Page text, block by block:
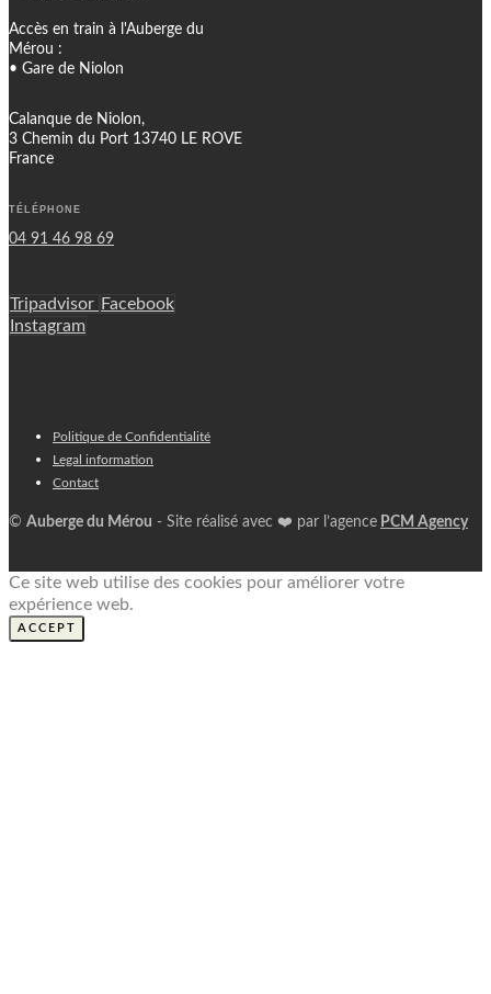
Accès en train à l'Auberge du
Mérou :
• Gare de Niolon
Calanque de Niolon,
3 Chemin du Port 13740 LE ROVE
France
TÉLÉPHONE
04 91 46 98 69
Tripadvisor Facebook
Instagram
Politique de Confidentialité
Legal information
Contact
© Auberge du Mérou - Site réalisé avec ❤️ par l’agence PCM Agency
Ce site web utilise des cookies pour améliorer votre
expérience web.
ACCEPT